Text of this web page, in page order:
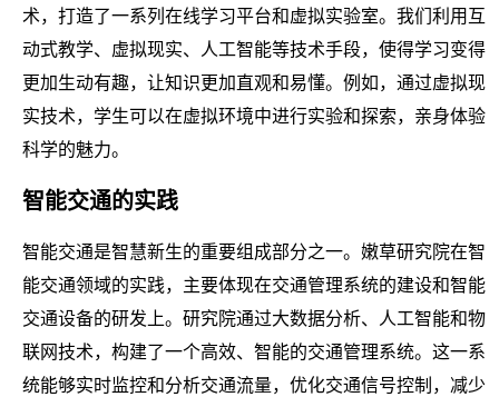
术，打造了一系列在线学习平台和虚拟实验室。我们利用互
动式教学、虚拟现实、人工智能等技术手段，使得学习变得
更加生动有趣，让知识更加直观和易懂。例如，通过虚拟现
实技术，学生可以在虚拟环境中进行实验和探索，亲身体验
科学的魅力。
智能交通的实践
智能交通是智慧新生的重要组成部分之一。嫩草研究院在智
能交通领域的实践，主要体现在交通管理系统的建设和智能
交通设备的研发上。研究院通过大数据分析、人工智能和物
联网技术，构建了一个高效、智能的交通管理系统。这一系
统能够实时监控和分析交通流量，优化交通信号控制，减少